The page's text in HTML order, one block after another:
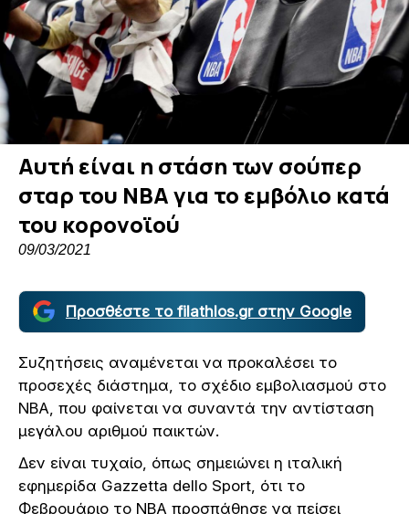
Αυτή είναι η στάση των σούπερ
σταρ του ΝΒΑ για το εμβόλιο κατά
του κορονοϊού
09/03/2021
Προσθέστε το filathlos.gr στην Google
Συζητήσεις αναμένεται να προκαλέσει το
προσεχές διάστημα, το σχέδιο εμβολιασμού στο
ΝΒΑ, που φαίνεται να συναντά την αντίσταση
μεγάλου αριθμού παικτών.
Δεν είναι τυχαίο, όπως σημειώνει η ιταλική
εφημερίδα Gazzetta dello Sport, ότι το
Φεβρουάριο το ΝΒΑ προσπάθησε να πείσει